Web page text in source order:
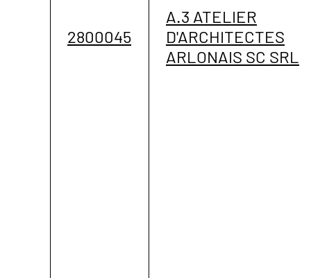
2800045
A.3 ATELIER
D'ARCHITECTES
ARLONAIS SC SRL